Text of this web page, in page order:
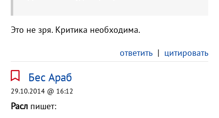
Это не зря. Критика необходима.
ответить| цитировать
Бес Араб
29.10.2014 @ 16:12
Расл пишет: